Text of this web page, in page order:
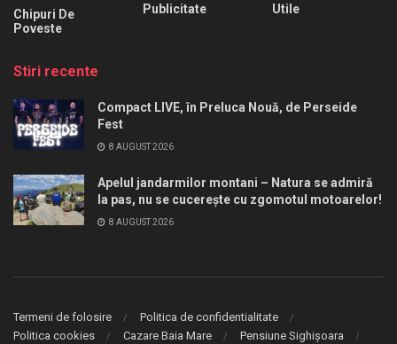
Chipuri De
Poveste
Publicitate
Utile
Stiri recente
Compact LIVE, în Preluca Nouă, de Perseide
Fest
8 AUGUST 2026
Apelul jandarmilor montani – Natura se admiră
la pas, nu se cucerește cu zgomotul motoarelor!
8 AUGUST 2026
Termeni de folosire
Politica de confidentialitate
Politica cookies
Cazare Baia Mare Pensiune Sighișoara